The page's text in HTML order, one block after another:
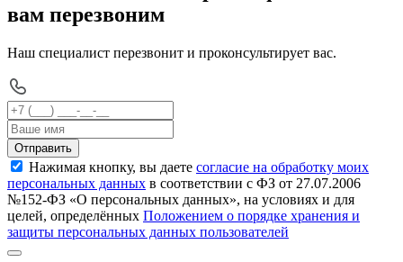
вам перезвоним
Наш специалист перезвонит и проконсультирует вас.
Отправить
Нажимая кнопку, вы даете согласие на обработку моих
персональных данных в соответствии с ФЗ от 27.07.2006
№152-ФЗ «О персональных данных», на условиях и для
целей, определённых Положением о порядке хранения и
защиты персональных данных пользователей